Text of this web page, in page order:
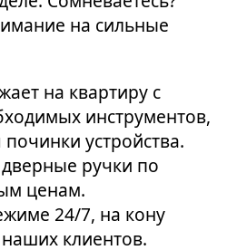
на сильные
на квартиру с
инструментов,
починки устройства.
ручки по
ценам.
24/7, на кону
клиентов.